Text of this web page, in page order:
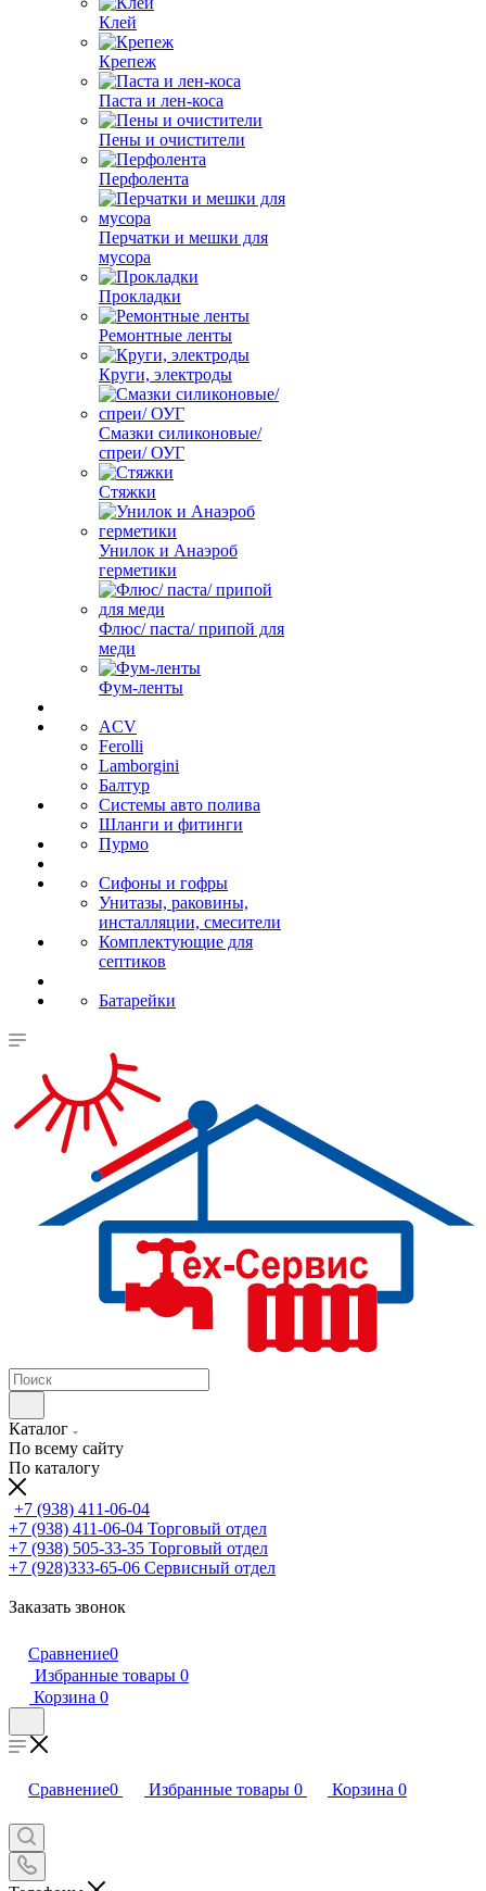
Клей
Крепеж
Паста и лен-коса
Пены и очистители
Перфолента
Перчатки и мешки для
мусора
Прокладки
Ремонтные ленты
Круги, электроды
Смазки силиконовые/
спреи/ ОУГ
Стяжки
Унилок и Анаэроб
герметики
Флюс/ паста/ припой для
меди
Фум-ленты
ACV
Ferolli
Lamborgini
Балтур
Системы авто полива
Шланги и фитинги
Пурмо
Сифоны и гофры
Унитазы, раковины,
инсталляции, смесители
Комплектующие для
септиков
Батарейки
Каталог
По всему сайту
По каталогу
+7 (938) 411-06-04
+7 (938) 411-06-04 Торговый отдел
+7 (938) 505-33-35 Торговый отдел
+7 (928)333-65-06 Сервисный отдел
Заказать звонок
Сравнение0
Избранные товары 0
Корзина 0
Сравнение0 Избранные товары 0 Корзина 0